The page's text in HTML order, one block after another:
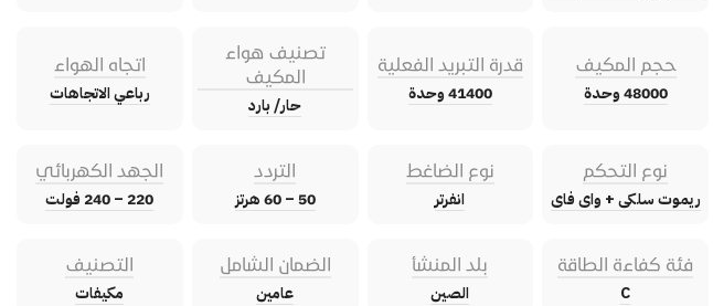
حجم المكيف
48000 وحدة
قدرة التبريد الفعلية
41400 وحدة
تصنيف هواء
المكيف
حار/ بارد
اتجاه الهواء
رباعي الاتجاهات
نوع التحكم
ريموت سلكى + واى فاى
نوع الضاغط
انفرتر
التردد
50 – 60 هرتز
الجهد الكهربائي
220 – 240 فولت
فئة كفاءة الطاقة
C
بلد المنشأ
الصين
الضمان الشامل
عامين
التصنيف
مكيفات